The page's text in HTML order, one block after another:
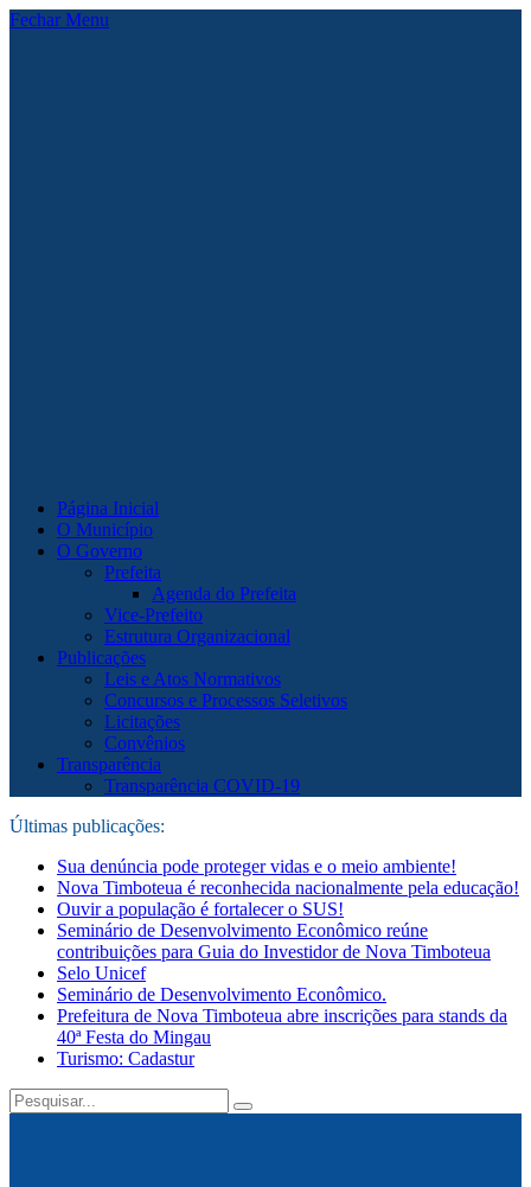
Fechar Menu
Página Inicial
O Município
O Governo
Prefeita
Agenda do Prefeita
Vice-Prefeito
Estrutura Organizacional
Publicações
Leis e Atos Normativos
Concursos e Processos Seletivos
Licitações
Convênios
Transparência
Transparência COVID-19
Últimas publicações:
Sua denúncia pode proteger vidas e o meio ambiente!
Nova Timboteua é reconhecida nacionalmente pela educação!
Ouvir a população é fortalecer o SUS!
Seminário de Desenvolvimento Econômico reúne
contribuições para Guia do Investidor de Nova Timboteua
Selo Unicef
Seminário de Desenvolvimento Econômico.
Prefeitura de Nova Timboteua abre inscrições para stands da
40ª Festa do Mingau
Turismo: Cadastur